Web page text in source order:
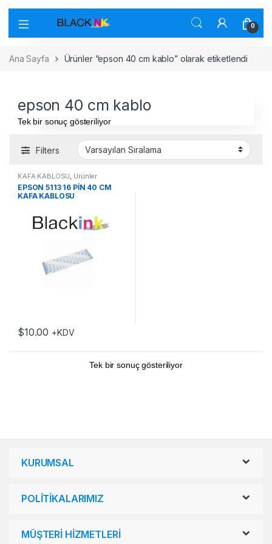
0
Ana Sayfa Ürünler “epson 40 cm kablo” olarak etiketlendi
epson 40 cm kablo
Tek bir sonuç gösteriliyor
Filters
KAFA KABLOSU, Ürünler
EPSON 5113 16 PİN 40 CM
KAFA KABLOSU
$10.00 +KDV
Tek bir sonuç gösteriliyor
KURUMSAL
POLİTİKALARIMIZ
MÜŞTERİ HİZMETLERİ